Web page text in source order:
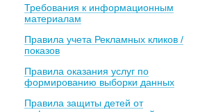
Требования к информационным
материалам
Правила учета Рекламных кликов /
показов
Правила оказания услуг по
формированию выборки данных
Правила защиты детей от